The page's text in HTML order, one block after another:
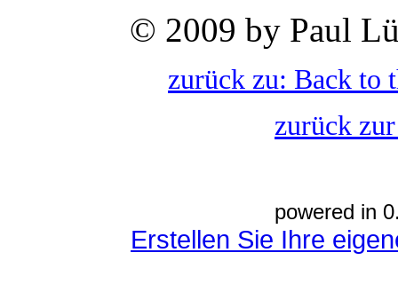
© 2009 by Paul
zurück zu: Back to
zurück
powered in
Erstellen Sie Ihre